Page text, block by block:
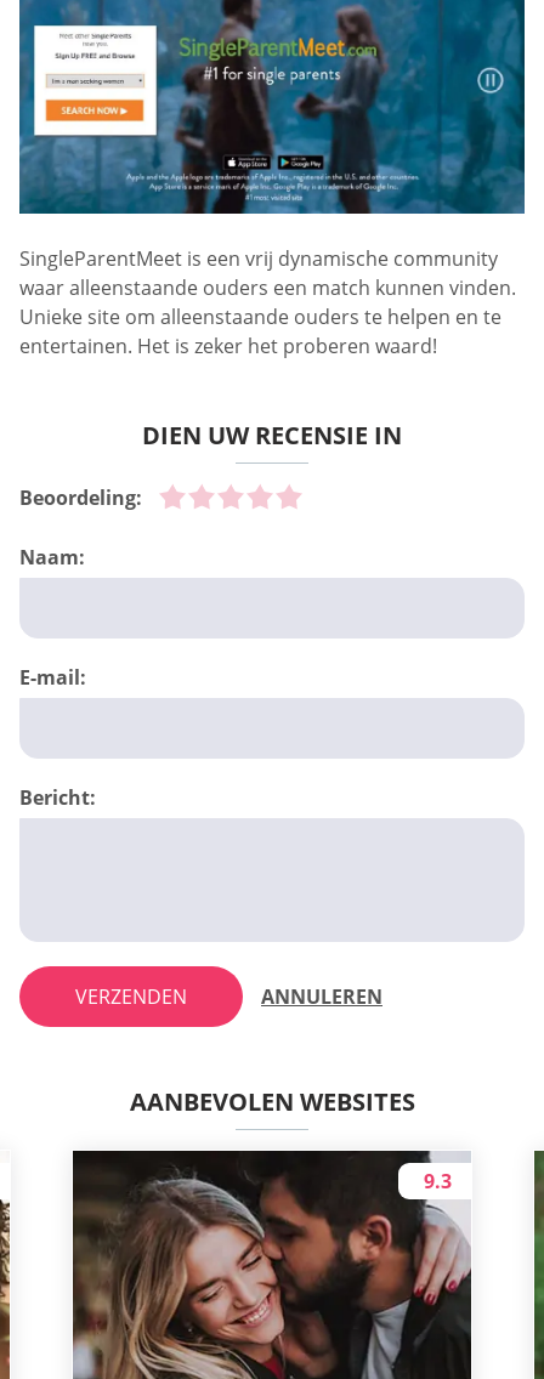
SingleParentMeet is een vrij dynamische community
waar alleenstaande ouders een match kunnen vinden.
Unieke site om alleenstaande ouders te helpen en te
entertainen. Het is zeker het proberen waard!
DIEN UW RECENSIE IN
Beoordeling:
Naam:
E-mail:
Bericht:
VERZENDEN ANNULEREN
AANBEVOLEN WEBSITES
9.3